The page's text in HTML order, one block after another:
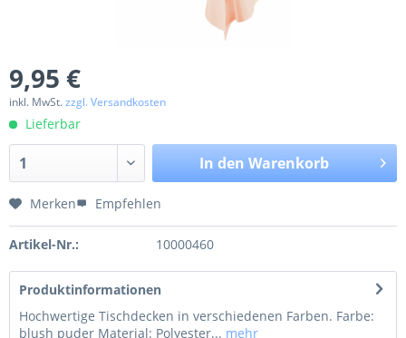
9,95 €
inkl. MwSt.zzgl. Versandkosten
Lieferbar
In den Warenkorb
Merken Empfehlen
Artikel-Nr.: 10000460
Produktinformationen
Hochwertige Tischdecken in verschiedenen Farben. Farbe:
blush puder Material: Polyester... mehr